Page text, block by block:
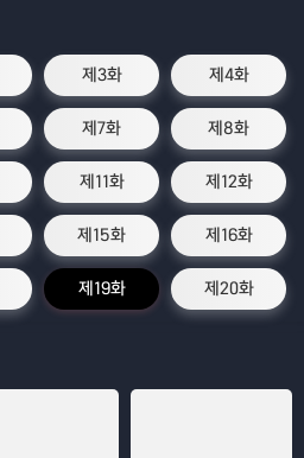
제3화 제4화
제7화 제8화
제11화 제12화
제15화 제16화
제19화 제20화